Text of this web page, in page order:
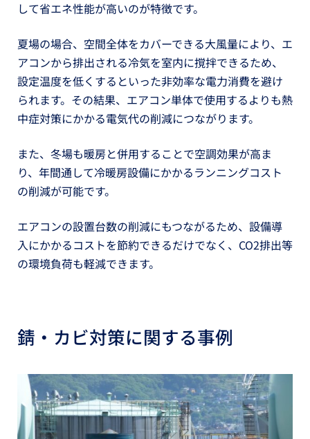
して省エネ性能が高いのが特徴です。
夏場の場合、空間全体をカバーできる大風量により、エ
アコンから排出される冷気を室内に撹拌できるため、
設定温度を低くするといった非効率な電力消費を避け
られます。その結果、エアコン単体で使用するよりも熱
中症対策にかかる電気代の削減につながります。
また、冬場も暖房と併用することで空調効果が高ま
り、年間通して冷暖房設備にかかるランニングコスト
の削減が可能です。
エアコンの設置台数の削減にもつながるため、設備導
入にかかるコストを節約できるだけでなく、CO2排出等
の環境負荷も軽減できます。
錆・カビ対策に関する事例